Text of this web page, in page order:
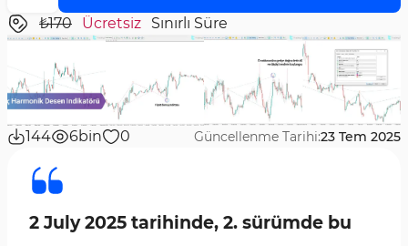
₺170 Ücretsiz Sınırlı Süre
144 6bin 0 Güncellenme Tarihi:23 Tem 2025
2 July 2025 tarihinde, 2. sürümde bu